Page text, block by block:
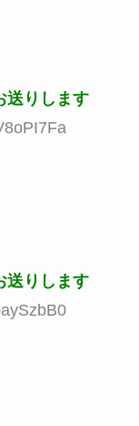
送りします
送りします